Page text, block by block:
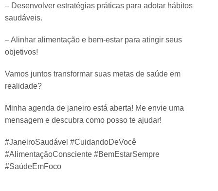
– Desenvolver estratégias práticas para adotar hábitos
saudáveis.
– Alinhar alimentação e bem-estar para atingir seus
objetivos!
Vamos juntos transformar suas metas de saúde em
realidade?
Minha agenda de janeiro está aberta! Me envie uma
mensagem e descubra como posso te ajudar!
#JaneiroSaudável #CuidandoDeVocê
#AlimentaçãoConsciente #BemEstarSempre
#SaúdeEmFoco